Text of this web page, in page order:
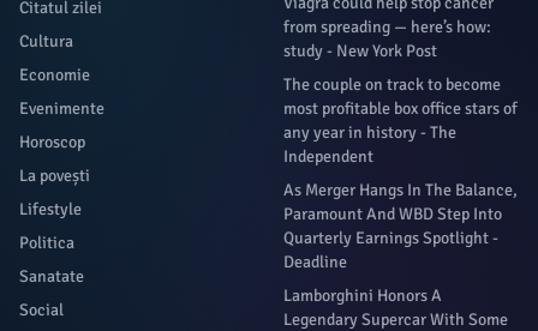
Citatul zilei
Cultura
Economie
Evenimente
Horoscop
La povești
Lifestyle
Politica
Sanatate
Social
from spreading — here’s how:
study - New York Post
The couple on track to become
most profitable box office stars of
any year in history - The
Independent
As Merger Hangs In The Balance,
Paramount And WBD Step Into
Quarterly Earnings Spotlight -
Deadline
Lamborghini Honors A
Legendary Supercar With Some